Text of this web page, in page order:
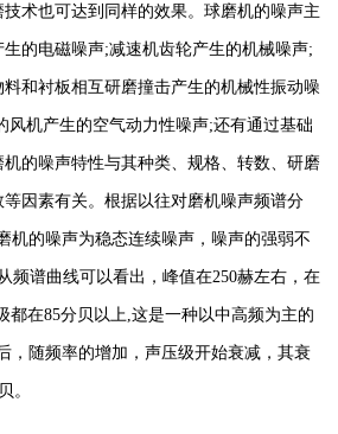
术也可达到同样的效果。球磨机的噪声主
的电磁噪声;减速机齿轮产生的机械噪声;
和衬板相互研磨撞击产生的机械性振动噪
风机产生的空气动力性噪声;还有通过基础
的噪声特性与其种类、规格、转数、研磨
因素有关。根据以往对磨机噪声频谱分
机的噪声为稳态连续噪声，噪声的强弱不
频谱曲线可以看出，峰值在250赫左右，在
都在85分贝以上,这是一种以中高频为主的
，随频率的增加，声压级开始衰减，其衰
。